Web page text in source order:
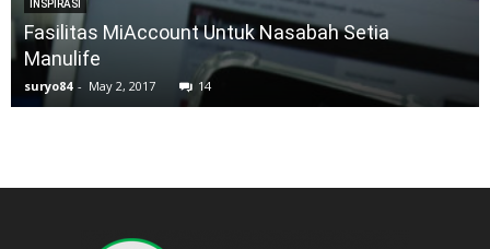
INSPIRASI
Fasilitas MiAccount Untuk Nasabah Setia
Manulife
suryo84 - May 2, 2017 14